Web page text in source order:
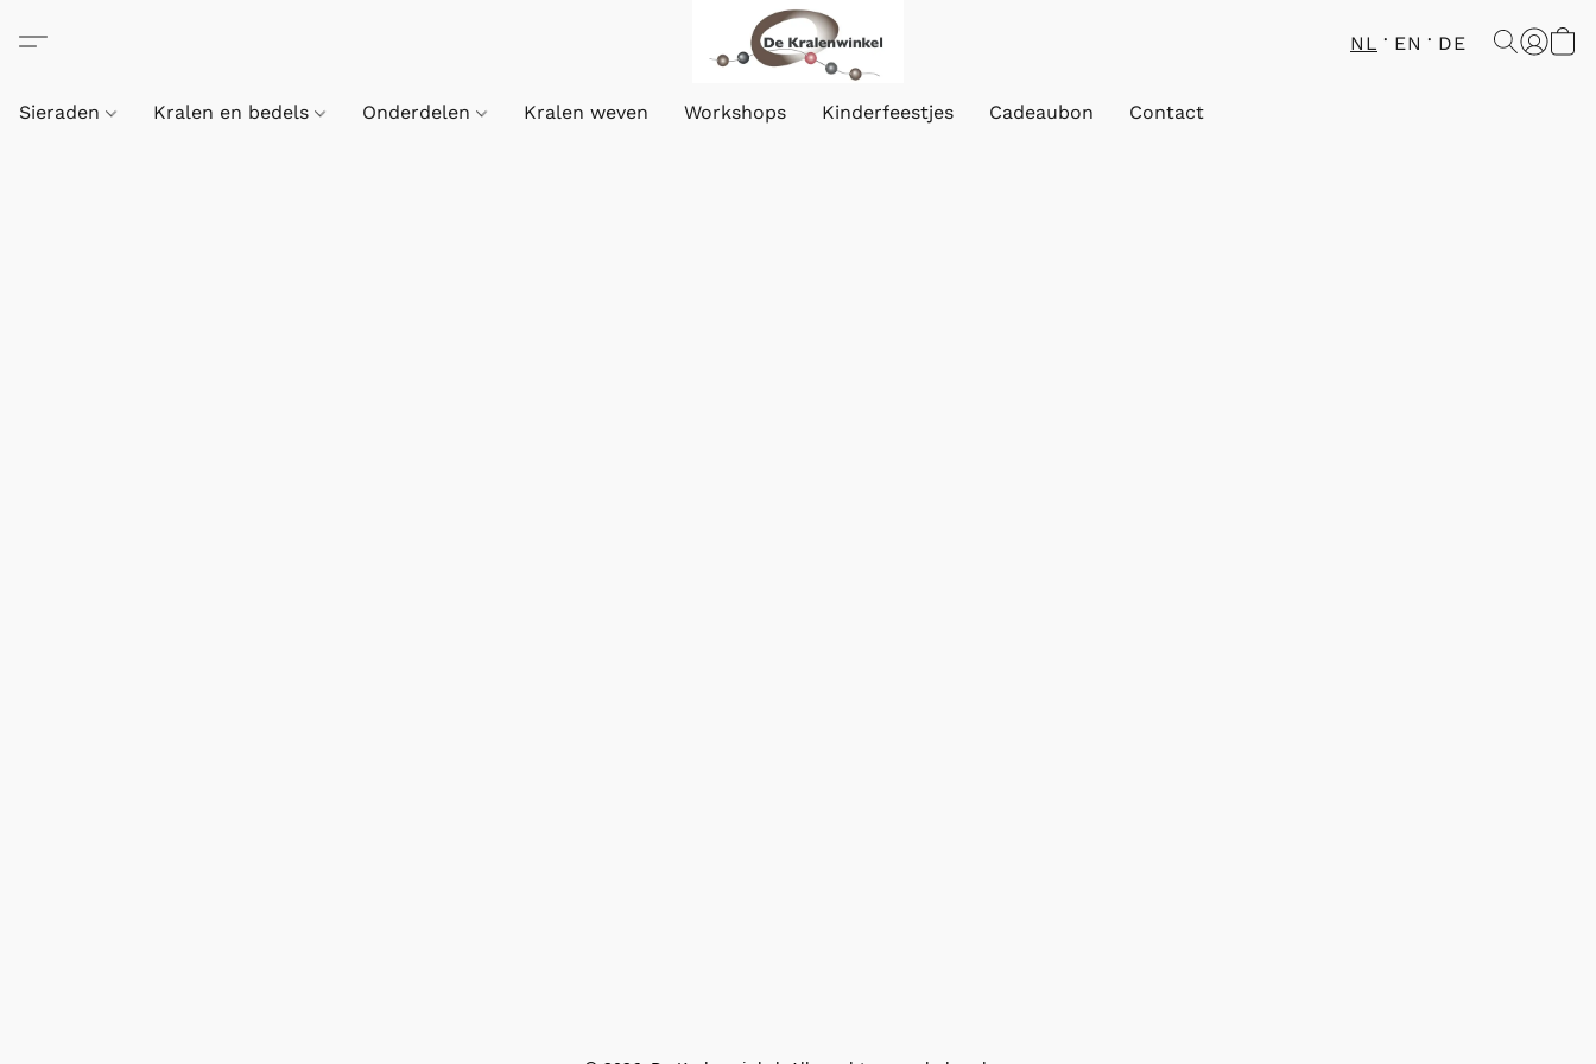
NL EN DE
Sieraden Kralen en bedels Onderdelen Kralen weven Workshops Kinderfeestjes Cadeaubon Contact